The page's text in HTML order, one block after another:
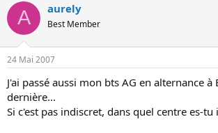
A aurely
Best Member
24 Mai 2007
J'ai passé aussi mon bts AG en alternance
dernière...
Si c'est pas indiscret, dans quel centre es-tu